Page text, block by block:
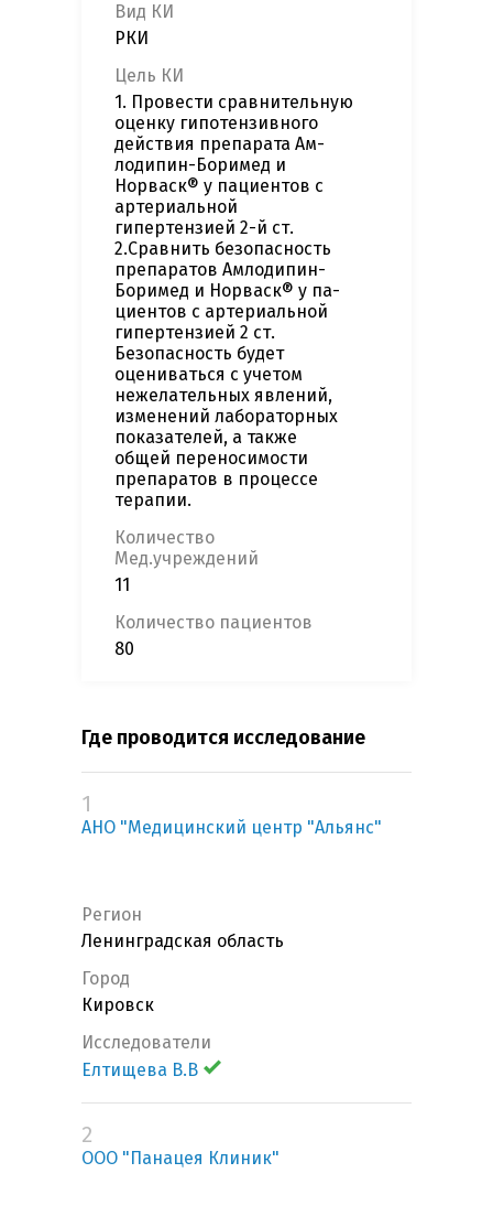
Вид КИ
РКИ
Цель КИ
1. Провести сравнительную
оценку гипотензивного
действия препарата Ам-
лодипин-Боримед и
Норваск® у пациентов с
артериальной
гипертензией 2-й ст.
2.Сравнить безопасность
препаратов Амлодипин-
Боримед и Норваск® у па-
циентов с артериальной
гипертензией 2 ст.
Безопасность будет
оцениваться с учетом
нежелательных явлений,
изменений лабораторных
показателей, а также
общей переносимости
препаратов в процессе
терапии.
Количество
Мед.учреждений
11
Количество пациентов
80
Где проводится исследование
1
АНО "Медицинский центр "Альянс"
Регион
Ленинградская область
Город
Кировск
Исследователи
Елтищева В.В
2
ООО "Панацея Клиник"